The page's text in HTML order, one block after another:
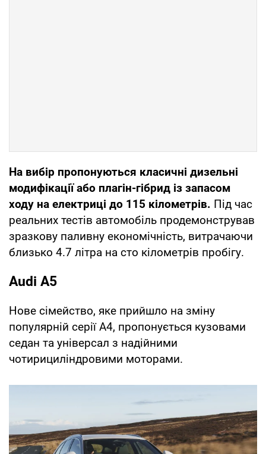
На вибір пропонуються класичні дизельні
модифікації або плагін-гібрид із запасом
ходу на електриці до 115 кілометрів. Під час
реальних тестів автомобіль продемонстрував
зразкову паливну економічність, витрачаючи
близько 4.7 літра на сто кілометрів пробігу.
Audi A5
Нове сімейство, яке прийшло на зміну
популярній серії А4, пропонується кузовами
седан та універсал з надійними
чотирициліндровими моторами.